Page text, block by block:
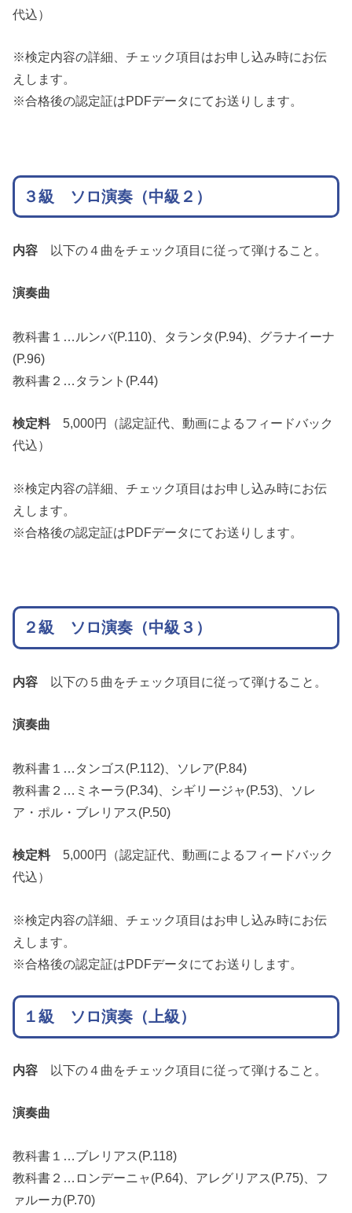
代込）
※検定内容の詳細、チェック項目はお申し込み時にお伝
えします。
※合格後の認定証はPDFデータにてお送りします。
３級 ソロ演奏（中級２）
内容 以下の４曲をチェック項目に従って弾けること。
演奏曲
教科書１…ルンバ(P.110)、タランタ(P.94)、グラナイーナ
(P.96)
教科書２…タラント(P.44)
検定料5,000円（認定証代、動画によるフィードバック
代込）
※検定内容の詳細、チェック項目はお申し込み時にお伝
えします。
※合格後の認定証はPDFデータにてお送りします。
２級 ソロ演奏（中級３）
内容 以下の５曲をチェック項目に従って弾けること。
演奏曲
教科書１…タンゴス(P.112)、ソレア(P.84)
教科書２…ミネーラ(P.34)、シギリージャ(P.53)、ソレ
ア・ポル・ブレリアス(P.50)
検定料5,000円（認定証代、動画によるフィードバック
代込）
※検定内容の詳細、チェック項目はお申し込み時にお伝
えします。
※合格後の認定証はPDFデータにてお送りします。
１級 ソロ演奏（上級）
内容 以下の４曲をチェック項目に従って弾けること。
演奏曲
教科書１…ブレリアス(P.118)
教科書２…ロンデーニャ(P.64)、アレグリアス(P.75)、フ
ァルーカ(P.70)